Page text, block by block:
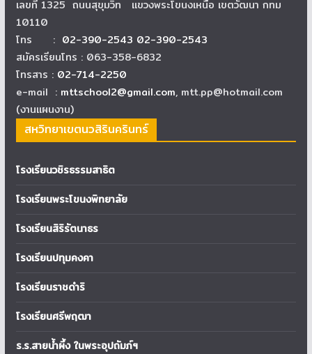
เลขที่ 1325 ถนนสุขุมวิท แขวงพระโขนงเหนือ เขตวัฒนา กทม
10110
โทร : 02-390-2543 02-390-2543
สมัครเรียนโทร : 063-358-6832
โทรสาร : 02-714-2250
e-mail : mttschool2@gmail.com, mtt.pp@hotmail.com
(งานแผนงาน)
สหวิทยาเขตนวสิรินครินทร์
โรงเรียนวชิรธรรมสาธิต
โรงเรียนพระโขนงพิทยาลัย
โรงเรียนสิริรัตนาธร
โรงเรียนปทุมคงคา
โรงเรียนราชดำริ
โรงเรียนศรีพฤฒา
ร.ร.สายน้ำผึ้ง ในพระอุปถัมภ์ฯ